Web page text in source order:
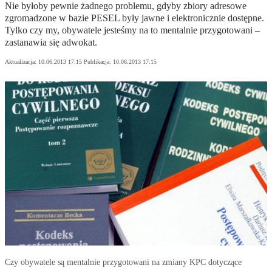
Nie byłoby pewnie żadnego problemu, gdyby zbiory adresowe
zgromadzone w bazie PESEL były jawne i elektronicznie dostępne.
Tylko czy my, obywatele jesteśmy na to mentalnie przygotowani –
zastanawia się adwokat.
Aktualizacja: 10.06.2013 17:15 Publikacja: 10.06.2013 17:15
Czy obywatele są mentalnie przygotowani na zmiany KPC dotyczące